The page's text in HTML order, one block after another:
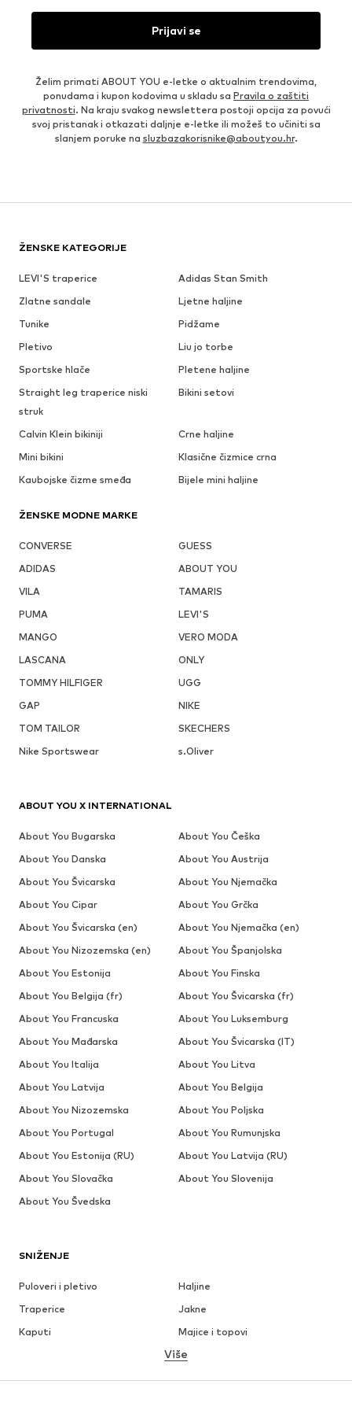
Prijavi se
Želim primati ABOUT YOU e-letke o aktualnim trendovima,
ponudama i kupon kodovima u skladu sa Pravila o zaštiti
privatnosti. Na kraju svakog newslettera postoji opcija za povući
svoj pristanak i otkazati daljnje e-letke ili možeš to učiniti sa
slanjem poruke na sluzbazakorisnike@aboutyou.hr.
ŽENSKE KATEGORIJE
LEVI'S traperice
Adidas Stan Smith
Zlatne sandale
Ljetne haljine
Tunike
Pidžame
Pletivo
Liu jo torbe
Sportske hlače
Pletene haljine
Straight leg traperice niski
struk
Bikini setovi
Calvin Klein bikiniji
Crne haljine
Mini bikini
Klasične čizmice crna
Kaubojske čizme smeđa
Bijele mini haljine
ŽENSKE MODNE MARKE
CONVERSE
GUESS
ADIDAS
ABOUT YOU
VILA
TAMARIS
PUMA
LEVI'S
MANGO
VERO MODA
LASCANA
ONLY
TOMMY HILFIGER
UGG
GAP
NIKE
TOM TAILOR
SKECHERS
Nike Sportswear
s.Oliver
SNIŽENJE
Puloveri i pletivo
Haljine
Traperice
Jakne
Kaputi
Majice i topovi
Donje rublje
Više
ABOUT YOU X INTERNATIONAL
About You Bugarska
About You Češka
About You Danska
About You Austrija
About You Švicarska
About You Njemačka
About You Cipar
About You Grčka
About You Švicarska (en)
About You Njemačka (en)
About You Nizozemska (en)
About You Španjolska
About You Estonija
About You Finska
About You Belgija (fr)
About You Švicarska (fr)
About You Francuska
About You Luksemburg
About You Mađarska
About You Švicarska (IT)
About You Italija
About You Litva
About You Latvija
About You Belgija
About You Nizozemska
About You Poljska
About You Portugal
About You Rumunjska
About You Estonija (RU)
About You Latvija (RU)
About You Slovačka
About You Slovenija
About You Švedska